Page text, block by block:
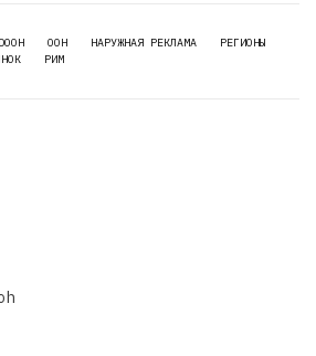
DOOH OOH НАРУЖНАЯ РЕКЛАМА
РЕГИОНЫ
РИМ